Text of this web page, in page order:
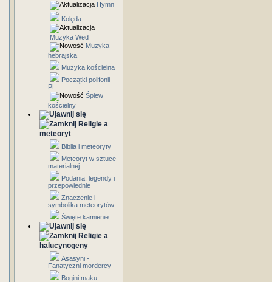
Hymn
Kolęda
Muzyka Wed
Muzyka
hebrajska
Muzyka kościelna
Początki polifonii
PL
Śpiew
kościelny
Religie a
meteoryt
Biblia i meteoryty
Meteoryt w sztuce
materialnej
Podania, legendy i
przepowiednie
Znaczenie i
symbolika meteorytów
Święte kamienie
Religie a
halucynogeny
Asasyni -
Fanatyczni mordercy
Bogini maku